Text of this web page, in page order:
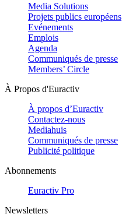
Media Solutions
Projets publics européens
Evénements
Emplois
Agenda
Communiqués de presse
Members’ Circle
À Propos d'Euractiv
À propos d’Euractiv
Contactez-nous
Mediahuis
Communiqués de presse
Publicité politique
Abonnements
Euractiv Pro
Newsletters